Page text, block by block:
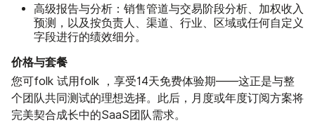
高级报告与分析： 销售管道与交易阶段分析、加权收入
预测，以及按负责人、渠道、行业、区域或任何自定义
字段进行的绩效细分。
价格与套餐
您可folk 试用folk ，享受14天免费体验期——这正是与整
个团队共同测试的理想选择。此后，月度或年度订阅方案将
完美契合成长中的SaaS团队需求。